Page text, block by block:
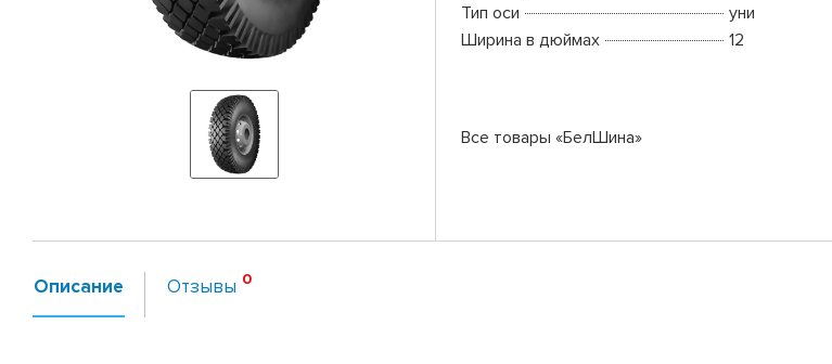
Тип оси
уни
Ширина в дюймах
12
Все товары «БелШина»
Описание Отзывы